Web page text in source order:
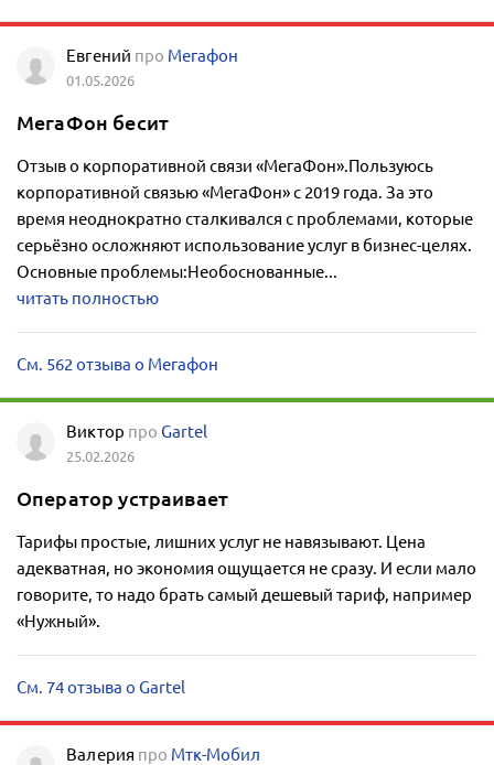
Евгений про Мегафон
01.05.2026
МегаФон бесит
Отзыв о корпоративной связи «МегаФон».Пользуюсь
корпоративной связью «МегаФон» с 2019 года. За это
время неоднократно сталкивался с проблемами, которые
серьёзно осложняют использование услуг в бизнес-целях.
Основные проблемы:Необоснованные...
читать полностью
См. 562 отзыва о Мегафон
Виктор проGartel
25.02.2026
Оператор устраивает
Тарифы простые, лишних услуг не навязывают. Цена
адекватная, но экономия ощущается не сразу. И если мало
говорите, то надо брать самый дешевый тариф, например
«Нужный».
См. 74 отзыва о Gartel
Валерия про Мтк-Мобил